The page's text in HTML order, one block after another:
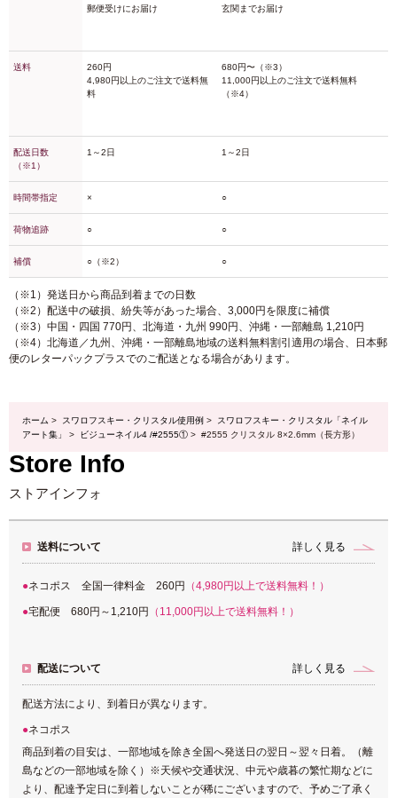
送料
配送日数
（※1）
時間帯指定
荷物追跡
補償
郵便受けにお届け
260円
4,980円以上のご注文で送料無
料
1～2日
×
○
○（※2）
玄関までお届け
680円〜（※3）
11,000円以上のご注文で送料無料
（※4）
1～2日
○
○
○
（※1）発送日から商品到着までの日数
（※2）配送中の破損、紛失等があった場合、3,000円を限度に補償
（※3）中国・四国 770円、北海道・九州 990円、沖縄・一部離島 1,210円
（※4）北海道／九州、沖縄・一部離島地域の送料無料割引適用の場合、日本郵
便のレターパックプラスでのご配送となる場合があります。
ホーム > スワロフスキー・クリスタル使用例 > スワロフスキー・クリスタル「ネイル
アート集」
> ビジューネイル4 /#2555① > #2555 クリスタル 8×2.6mm（長方形）
Store Info
ストアインフォ
送料について 詳しく見る
ネコポス 全国一律料金 260円 （4,980円以上で送料無料！）
宅配便 680円～1,210円 （11,000円以上で送料無料！）
配送について 詳しく見る
配送方法により、到着日が異なります。
ネコポス
商品到着の目安は、一部地域を除き全国へ発送日の翌日～翌々日着。（離
島などの一部地域を除く）※天候や交通状況、中元や歳暮の繁忙期などに
より、配達予定日に到着しないことが稀にございますので、予めご了承く